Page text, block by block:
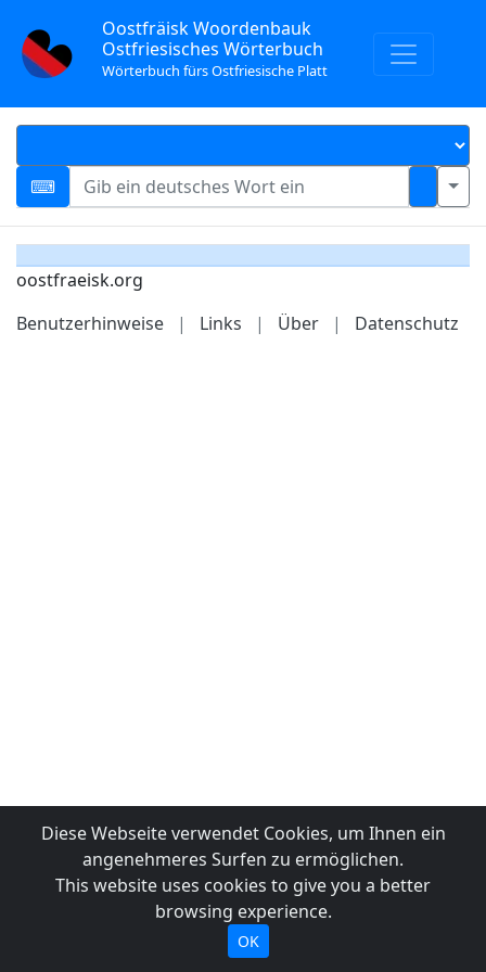
Oostfräisk Woordenbauk
Ostfriesisches Wörterbuch
Wörterbuch fürs Ostfriesische Platt
oostfraeisk.org
Benutzerhinweise
| Links | Über | Datenschutz
Diese Webseite verwendet Cookies, um Ihnen ein
angenehmeres Surfen zu ermöglichen.
This website uses cookies to give you a better
browsing experience.
OK